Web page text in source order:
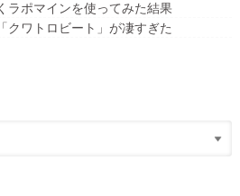
ラポマインを使ってみた結果
クワトロビート」が凄すぎた